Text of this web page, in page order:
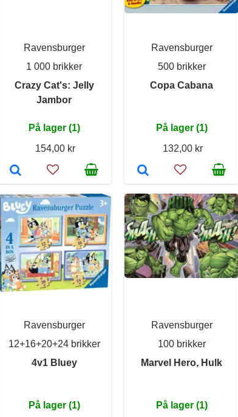
Ravensburger
1 000 brikker
Crazy Cat's: Jelly
Jambor
På lager (1)
154,00 kr
Ravensburger
500 brikker
Copa Cabana
På lager (1)
132,00 kr
Ravensburger
12+16+20+24 brikker
4v1 Bluey
På lager (1)
Ravensburger
100 brikker
Marvel Hero, Hulk
På lager (1)